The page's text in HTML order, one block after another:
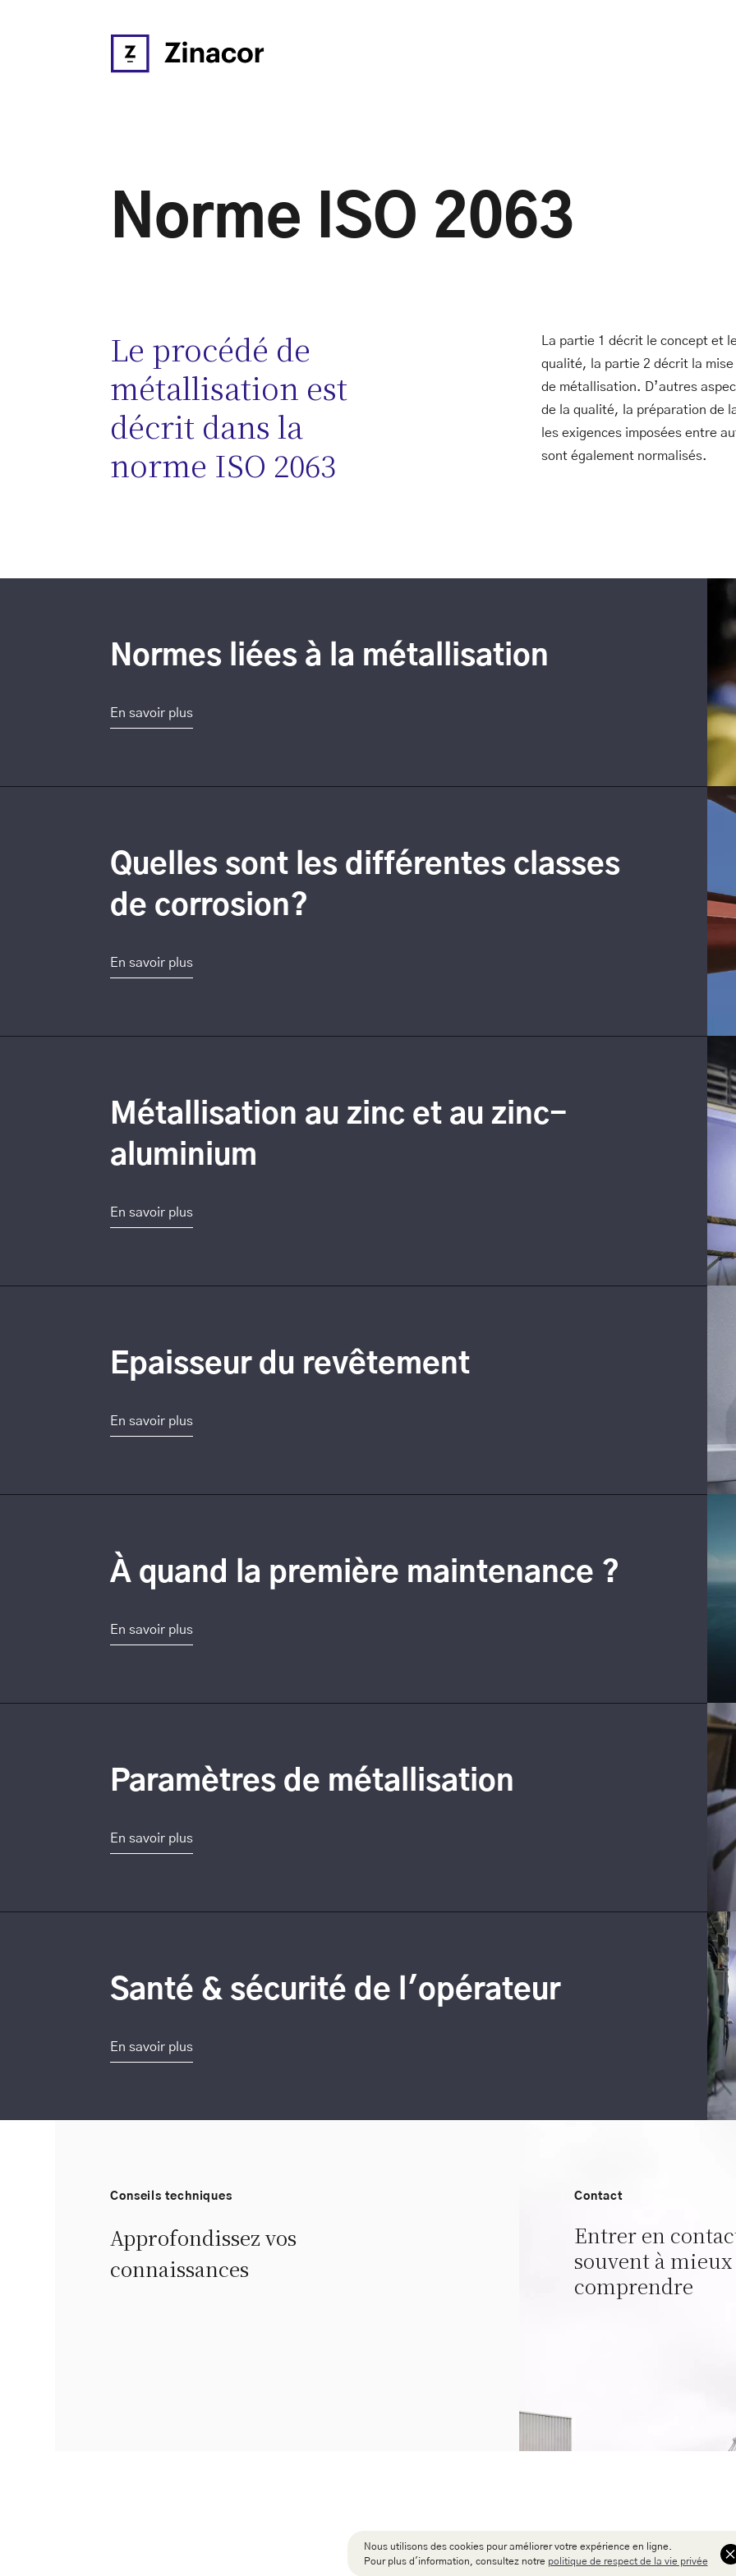
Norme ISO 2063
Le procédé de
métallisation est
décrit dans la
norme ISO 2063
La partie 1 décrit le concept et
qualité, la partie 2 décrit la
de métallisation. D’autres
de la qualité, la préparation de
les exigences imposées entre
sont également normalisés.
Normes liées à la métallisation
En savoir plus
Quelles sont les différentes classes
de corrosion?
En savoir plus
Métallisation au zinc et au zinc-
aluminium
En savoir plus
Epaisseur du revêtement
En savoir plus
À quand la première maintenance ?
En savoir plus
Paramètres de métallisation
En savoir plus
Santé & sécurité de l'opérateur
En savoir plus
Conseils techniques
Approfondissez vos
connaissances
Contact
Entrer en
souvent à
comprendre
Nous utilisons des cookies pour améliorer votre expérience en ligne.
Pour plus d'information, consultez notre politique de respect de la vie privée